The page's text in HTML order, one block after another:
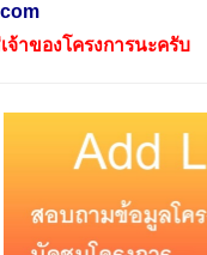
จ้าของโครงการนะครับ